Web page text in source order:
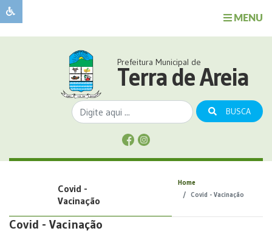
MENU
Sobre
Sobre
Prefeitura Municipal de
Terra de Areia
BUSCA
Covid -
Vacinação
Home
Covid - Vacinação
Covid - Vacinação